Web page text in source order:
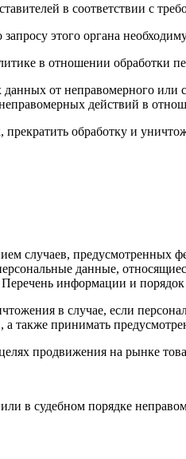
в соответствии с
этого органа
в отношении обработки
от неправомерного
действий в
обработку и
случаев, предусмотренных
данные,
информации и
в случае, если
также принимать
продвижения на рынке
в судебном порядке